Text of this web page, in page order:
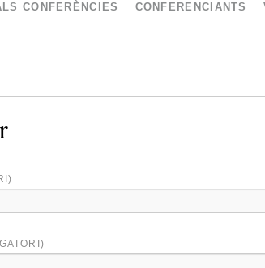
CONFERÈNCIES CONFERENCIANTS